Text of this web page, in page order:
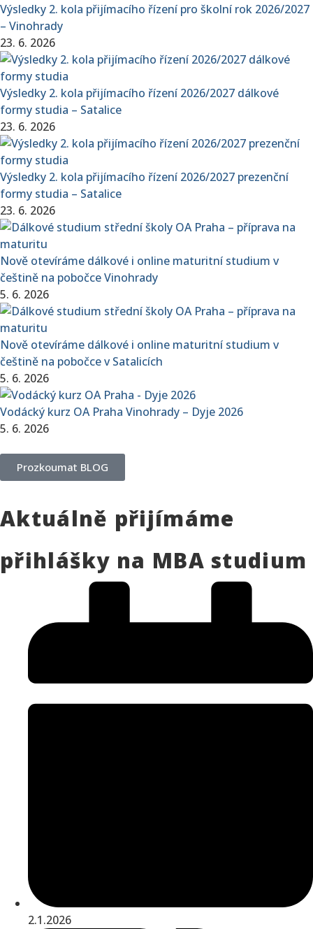
Výsledky 2. kola přijímacího řízení pro školní rok 2026/2027
– Vinohrady
23. 6. 2026
Výsledky 2. kola přijímacího řízení 2026/2027 dálkové
formy studia – Satalice
23. 6. 2026
Výsledky 2. kola přijímacího řízení 2026/2027 prezenční
formy studia – Satalice
23. 6. 2026
Nově otevíráme dálkové i online maturitní studium v
češtině na pobočce Vinohrady
5. 6. 2026
Nově otevíráme dálkové i online maturitní studium v
češtině na pobočce v Satalicích
5. 6. 2026
Vodácký kurz OA Praha Vinohrady – Dyje 2026
5. 6. 2026
Prozkoumat BLOG
Aktuálně přijímáme
přihlášky na MBA studium
2.1.2026